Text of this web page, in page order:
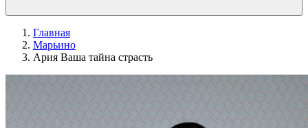
Главная
Марьино
Ария Ваша тайна страсть